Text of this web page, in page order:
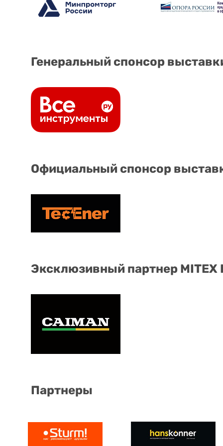
Генеральный спонсор
Официальный спонсор
Эксклюзивный партнер
Партнеры